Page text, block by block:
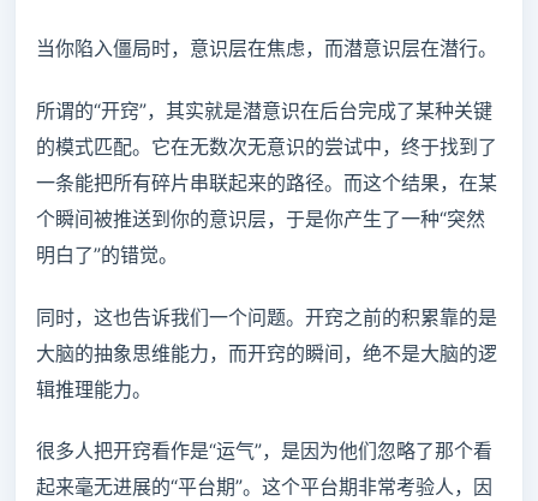
当你陷入僵局时，意识层在焦虑，而潜意识层在潜行。
所谓的“开窍”，其实就是潜意识在后台完成了某种关键
的模式匹配。它在无数次无意识的尝试中，终于找到了
一条能把所有碎片串联起来的路径。而这个结果，在某
个瞬间被推送到你的意识层，于是你产生了一种“突然
明白了”的错觉。
同时，这也告诉我们一个问题。开窍之前的积累靠的是
大脑的抽象思维能力，而开窍的瞬间，绝不是大脑的逻
辑推理能力。
很多人把开窍看作是“运气”，是因为他们忽略了那个看
起来毫无进展的“平台期”。这个平台期非常考验人，因